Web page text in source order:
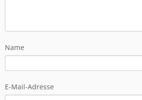
Name
E-Mail-Adresse